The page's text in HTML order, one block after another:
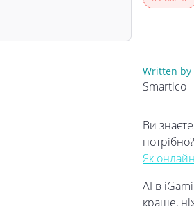
Written by
Smartico
Ви
Як
AI в
краще,